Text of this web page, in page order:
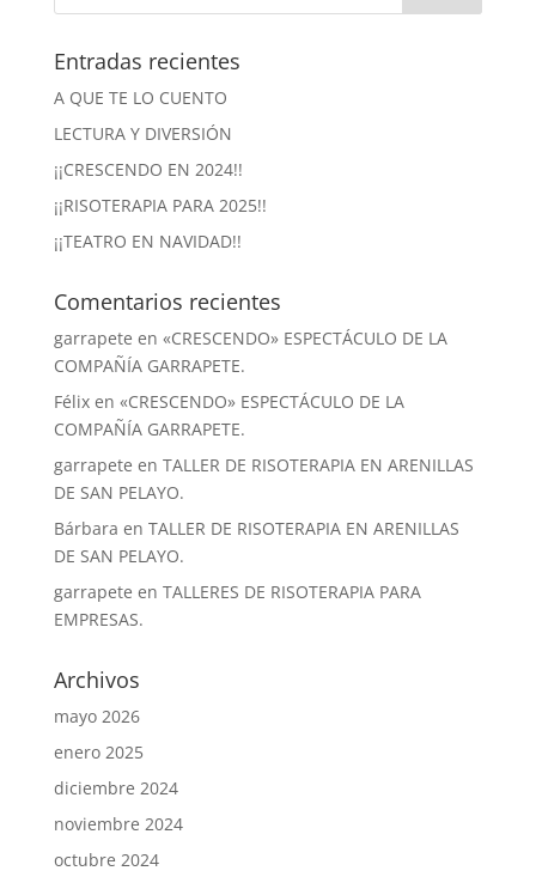
Entradas recientes
A QUE TE LO CUENTO
LECTURA Y DIVERSIÓN
¡¡CRESCENDO EN 2024!!
¡¡RISOTERAPIA PARA 2025!!
¡¡TEATRO EN NAVIDAD!!
Comentarios recientes
garrapete en «CRESCENDO» ESPECTÁCULO DE LA
COMPAÑÍA GARRAPETE.
Félixen «CRESCENDO» ESPECTÁCULO DE LA
COMPAÑÍA GARRAPETE.
garrapete en TALLER DE RISOTERAPIA EN ARENILLAS
DE SAN PELAYO.
Bárbara en TALLER DE RISOTERAPIA EN ARENILLAS
DE SAN PELAYO.
garrapete en TALLERES DE RISOTERAPIA PARA
EMPRESAS.
Archivos
mayo 2026
enero 2025
diciembre 2024
noviembre 2024
octubre 2024